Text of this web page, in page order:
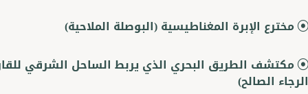
مخترع الإبرة المغناطيسية (البوصلة الملاحية)
مكتشف الطريق البحري الذي يربط الساحل الشرقي
الرجاء الصالح)